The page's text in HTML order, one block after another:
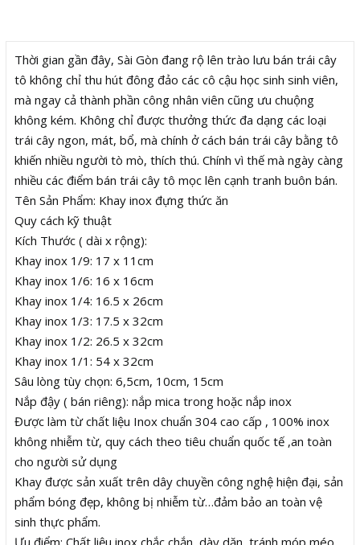
Thời gian gần đây, Sài Gòn đang rộ lên trào lưu bán trái cây
tô không chỉ thu hút đông đảo các cô cậu học sinh sinh viên,
mà ngay cả thành phần công nhân viên cũng ưu chuộng
không kém. Không chỉ được thưởng thức đa dạng các loại
trái cây ngon, mát, bổ, mà chính ở cách bán trái cây bằng tô
khiến nhiều người tò mò, thích thú. Chính vì thế mà ngày càng
nhiều các điểm bán trái cây tô mọc lên cạnh tranh buôn bán.
Tên Sản Phẩm: Khay inox đựng thức ăn
Quy cách kỹ thuật
Kích Thước ( dài x rộng):
Khay inox 1/9: 17 x 11cm
Khay inox 1/6: 16 x 16cm
Khay inox 1/4: 16.5 x 26cm
Khay inox 1/3: 17.5 x 32cm
Khay inox 1/2: 26.5 x 32cm
Khay inox 1/1: 54 x 32cm
Sâu lòng tùy chọn: 6,5cm, 10cm, 15cm
Nắp đậy ( bán riêng): nắp mica trong hoặc nắp inox
Được làm từ chất liệu Inox chuẩn 304 cao cấp , 100% inox
không nhiễm từ, quy cách theo tiêu chuẩn quốc tế ,an toàn
cho người sử dụng
Khay được sản xuất trên dây chuyền công nghệ hiện đại, sản
phẩm bóng đẹp, không bị nhiễm từ…đảm bảo an toàn vệ
sinh thực phẩm.
Ưu điểm: Chất liệu inox chắc chắn, dày dặn, tránh móp méo,